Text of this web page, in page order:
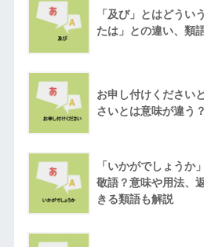
「及び」とはどうい
たは」との違い、類
お申し付けください
さいとは意味が違う
「いかがでしょうか
敬語？意味や用法、
きる類語も解説